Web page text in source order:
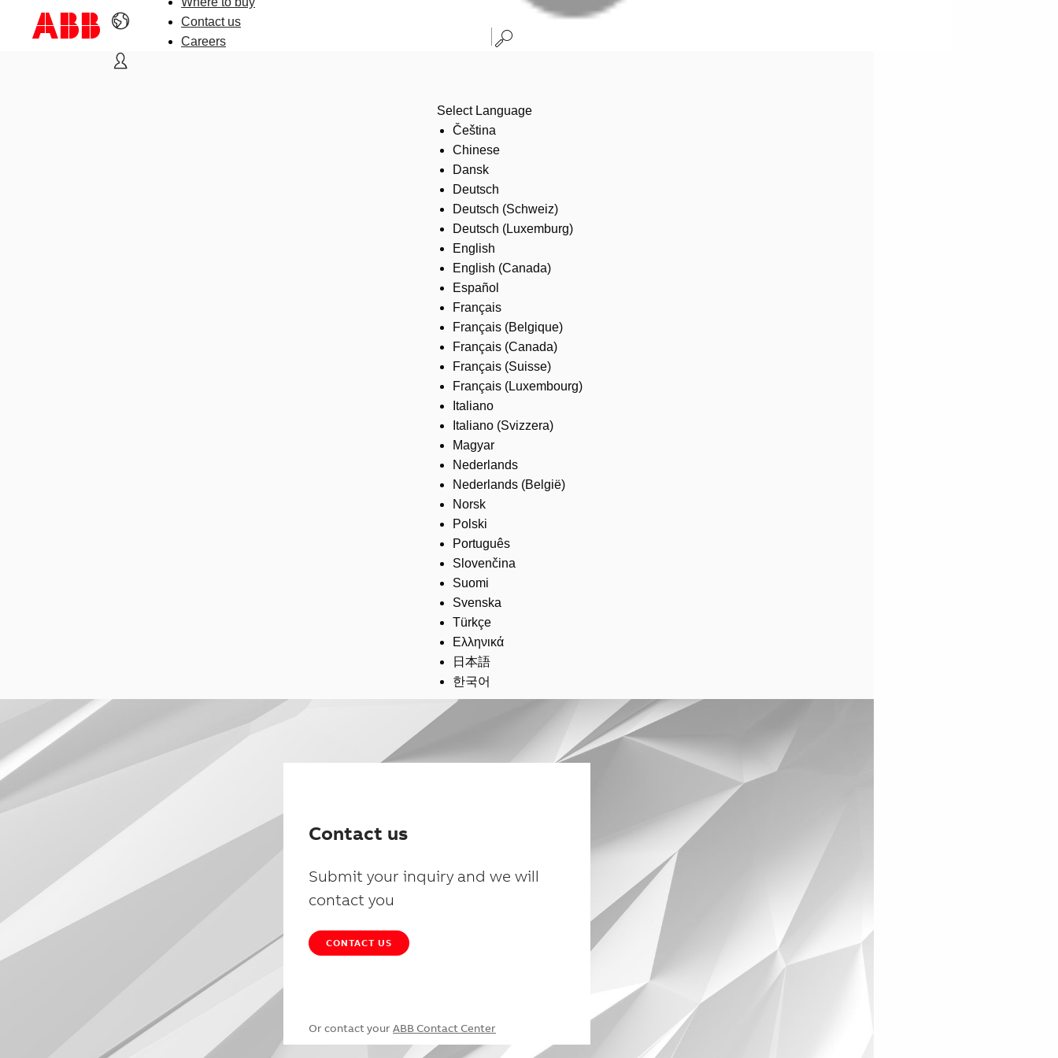
Contact us
Careers
Select Language
Čeština
Chinese
Dansk
Deutsch
Deutsch (Schweiz)
Deutsch (Luxemburg)
English
English (Canada)
Español
Français
Français (Belgique)
Français (Canada)
Français (Suisse)
Français (Luxembourg)
Italiano
Italiano (Svizzera)
Magyar
Nederlands
Nederlands (België)
Norsk
Polski
Português
Slovenčina
Suomi
Svenska
Türkçe
Ελληνικά
日本語
한국어
Contact us
Submit your inquiry and we will
contact you
CONTACT US
Or contact your ABB Contact Center